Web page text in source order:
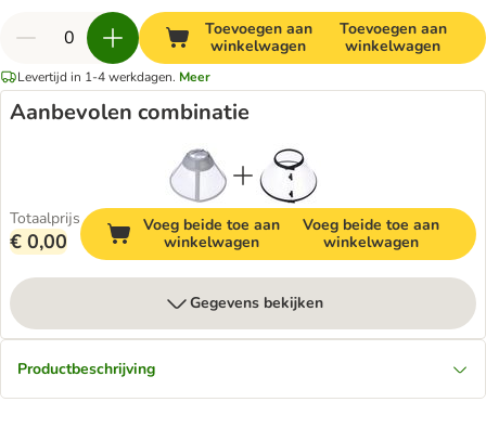
Toevoegen aan
winkelwagen
Toevoegen aan
winkelwagen
Levertijd in 1-4 werkdagen. Meer
Aanbevolen combinatie
Totaalprijs
€ 0,00
Voeg beide toe aan
winkelwagen
Voeg beide toe aan
winkelwagen
Gegevens bekijken
Productbeschrijving